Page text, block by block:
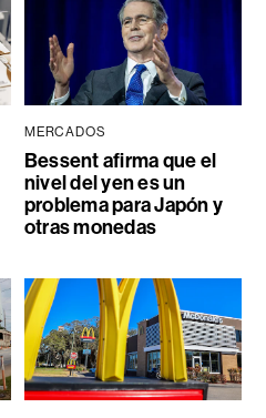
MERCADOS
Bessent afirma que el
nivel del yen es un
problema para Japón y
otras monedas